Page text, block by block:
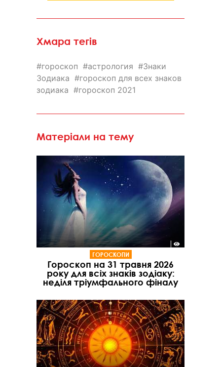
Хмара тегів
гороскоп астрология
Знаки
Зодиака
гороскоп для всех знаков
зодиака
гороскоп 2021
Матеріали на тему
ГОРОСКОПИ
Гороскоп на 31 травня 2026
року для всіх знаків зодіаку:
неділя тріумфального фіналу